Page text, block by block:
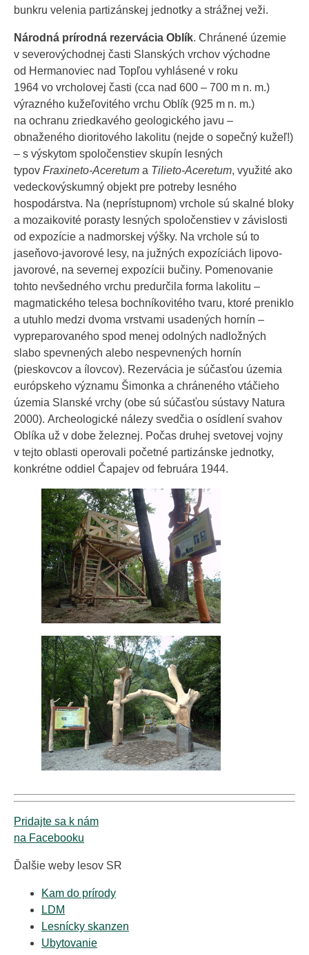
bunkru velenia partizánskej jednotky a strážnej veži.
Národná prírodná rezervácia Oblík. Chránené územie
v severovýchodnej časti Slanských vrchov východne
od Hermanoviec nad Topľou vyhlásené v roku
1964 vo vrcholovej časti (cca nad 600 – 700 m n. m.)
výrazného kužeľovitého vrchu Oblík (925 m n. m.)
na ochranu zriedkavého geologického javu –
obnaženého dioritového lakolitu (nejde o sopečný kužeľ!)
– s výskytom spoločenstiev skupín lesných
typov Fraxineto-Aceretum a Tilieto-Aceretum, využité ako
vedeckovýskumný objekt pre potreby lesného
hospodárstva. Na (neprístupnom) vrchole sú skalné bloky
a mozaikovité porasty lesných spoločenstiev v závislosti
od expozície a nadmorskej výšky. Na vrchole sú to
jaseňovo-javorové lesy, na južných expozíciách lipovo-
javorové, na severnej expozícii bučiny. Pomenovanie
tohto nevšedného vrchu predurčila forma lakolitu –
magmatického telesa bochníkovitého tvaru, ktoré preniklo
a utuhlo medzi dvoma vrstvami usadených hornín –
vypreparovaného spod menej odolných nadložných
slabo spevnených alebo nespevnených hornín
(pieskovcov a ílovcov). Rezervácia je súčasťou územia
európskeho významu Šimonka a chráneného vtáčieho
územia Slanské vrchy (obe sú súčasťou sústavy Natura
2000). Archeologické nálezy svedčia o osídlení svahov
Oblíka už v dobe železnej. Počas druhej svetovej vojny
v tejto oblasti operovali početné partizánske jednotky,
konkrétne oddiel Čapajev od februára 1944.
Pridajte sa k nám
na Facebooku
Ďalšie weby lesov SR
Kam do prírody
LDM
Lesnícky skanzen
Ubytovanie